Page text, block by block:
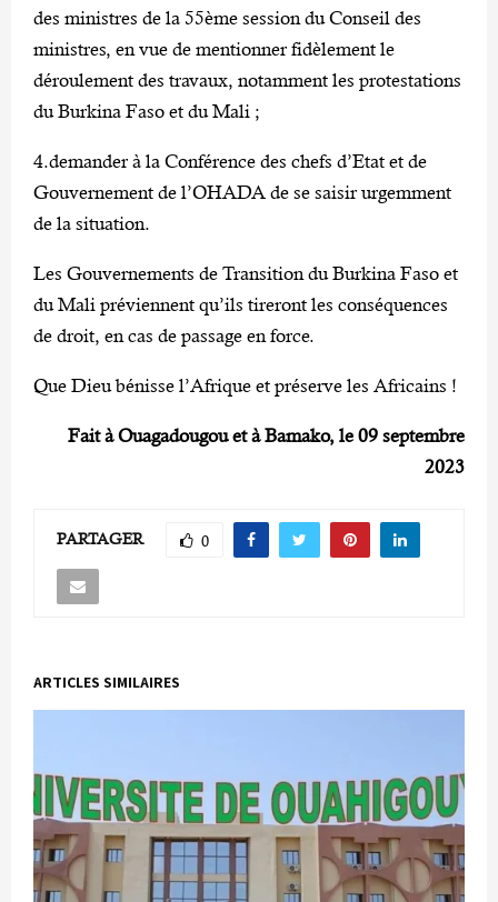
des ministres de la 55ème session du Conseil des
ministres, en vue de mentionner fidèlement le
déroulement des travaux, notamment les protestations
du Burkina Faso et du Mali ;
4.demander à la Conférence des chefs d’Etat et de
Gouvernement de l’OHADA de se saisir urgemment
de la situation.
Les Gouvernements de Transition du Burkina Faso et
du Mali préviennent qu’ils tireront les conséquences
de droit, en cas de passage en force.
Que Dieu bénisse l’Afrique et préserve les Africains !
Fait à Ouagadougou et à Bamako, le 09 septembre
2023
PARTAGER 0
ARTICLES SIMILAIRES